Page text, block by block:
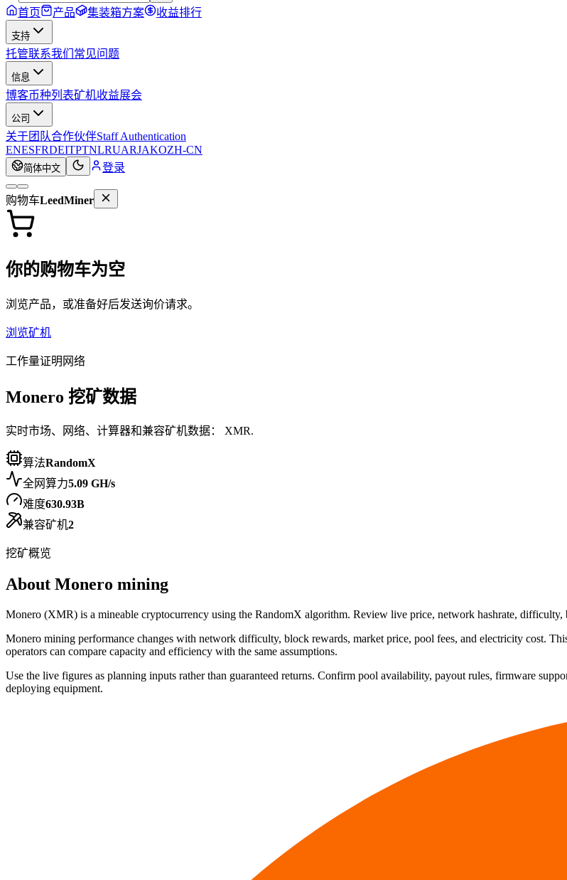
首页 产品 集装箱方案 收益排行
支持
托管联系我们 常见问题
信息
博客币种列表矿机收益展会
公司
关于团队合作伙伴Staff Authentication
ENESFRDEITPTNLRUARJAKOZH-CN
简体中文 登录
购物车LeedMiner
你的购物车为空
浏览产品，或准备好后发送询价请求。
浏览矿机
工作量证明网络
Monero 挖矿数据
实时市场、网络、计算器和兼容矿机数据： XMR.
算法RandomX
全网算力5.09 GH/s
难度630.93B
兼容矿机2
挖矿概览
About Monero mining
Monero (XMR) is a mineable cryptocurrency using the RandomX algorithm. Review live price, network hashrate,
Monero mining performance changes with network difficulty, block rewards, market price, pool fees, and electricity cost.
operators can compare capacity and efficiency with the same assumptions.
Use the live figures as planning inputs rather than guaranteed returns. Confirm pool availability, payout rules, firmware
deploying equipment.